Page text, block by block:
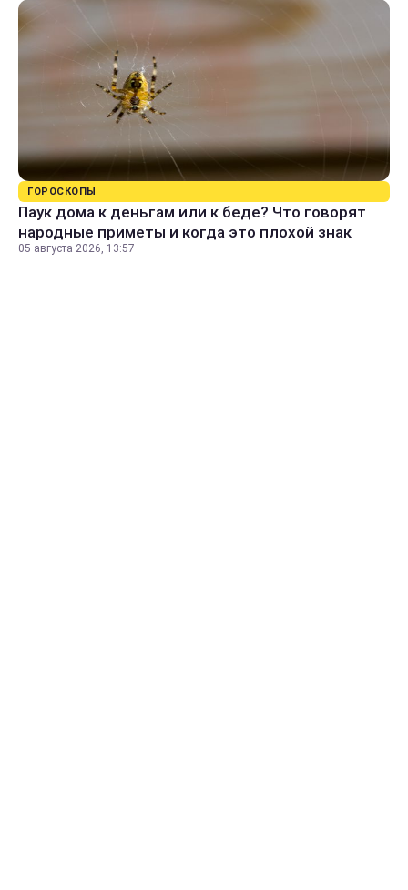
ГОРОСКОПЫ
Паук дома к деньгам или к беде? Что говорят
народные приметы и когда это плохой знак
05 августа 2026, 13:57